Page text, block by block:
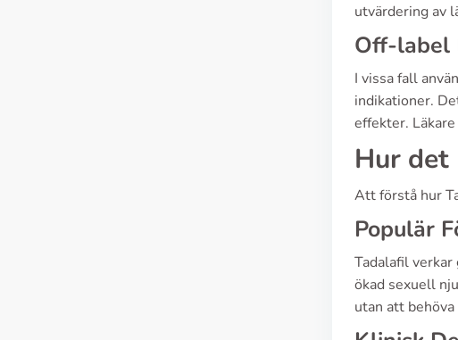
utvärdering av
Off-label
I vissa fall
indikationer.
effekter.
Hur det
Att förstå hur
Populär
Tadalafil
ökad sexuell
utan att